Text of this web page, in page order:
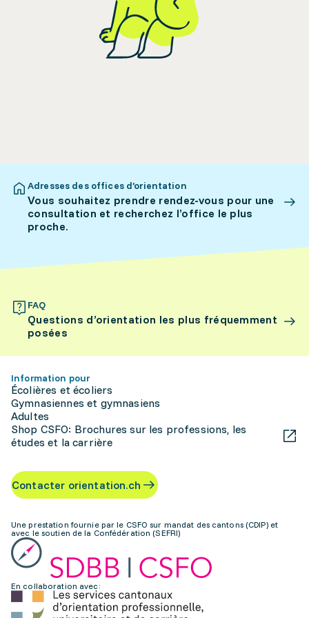
Adresses des offices d’orientation
Vous souhaitez prendre rendez-vous pour une
consultation et recherchez l’office le plus
proche.
FAQ
Questions d’orientation les plus fréquemment
posées
Information pour
Écolières et écoliers
Gymnasiennes et gymnasiens
Adultes
Shop CSFO: Brochures sur les professions, les
études et la carrière
Contacter orientation.ch
Une prestation fournie par le CSFO sur mandat des cantons (CDIP) et
avec le soutien de la Confédération (SEFRI)
En collaboration avec: